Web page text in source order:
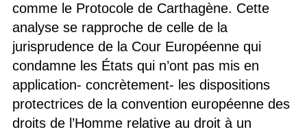
comme le Protocole de Carthagène. Cette
analyse se rapproche de celle de la
jurisprudence de la Cour Européenne qui
condamne les États qui n’ont pas mis en
application- concrètement- les dispositions
protectrices de la convention européenne des
droits de l’Homme relative au droit à un